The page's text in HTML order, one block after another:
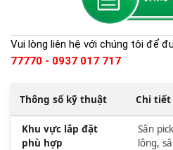
Vui lòng liên hệ với chúng tôi để
77770 - 0937 017 717
Thông số kỹ thuật Chi tiết
Khu vực lắp đặt
phù hợp
Sân
lông,